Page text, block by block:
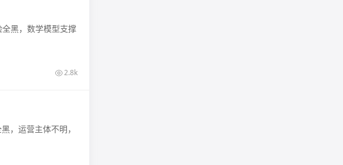
黑，数学模型支撑
2.8k
，运营主体不明，